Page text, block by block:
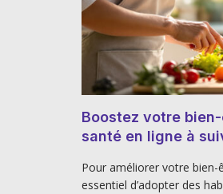
Boostez votre
santé en ligne à
Pour améliorer votre
essentiel d’adopter des